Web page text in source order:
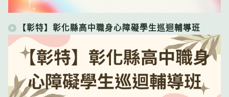
【彰特】彰化縣高中職身心障礙學生巡迴輔導班